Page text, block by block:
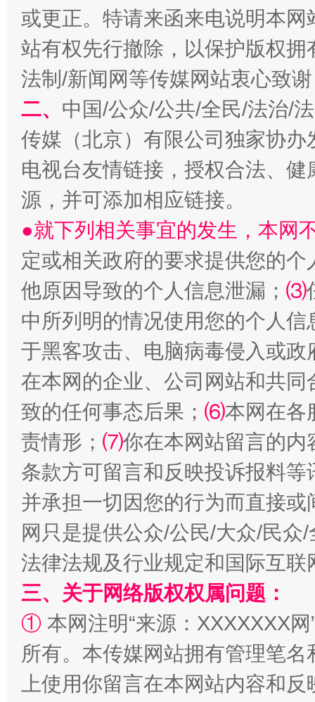
“刷贴”乱象丛生
生
揭批美国五大"原罪" "炒
解纷+调解+退费，一次搞定
或更正。特请来函来电说明本
站有权先行撤除，以保护版权
法制/新闻网等传媒网站衷心致
二、 中国/公众/公共/全民/法治/
传媒（北京）有限公司独家协
电视台友情链接，授权合法、
源，并可添加相应链接。
●就下列相关事宜的发生，本网
定或相关政府的要求提供您的个
他原因导致的个人信息泄漏； ⑶
中所列明的情况使用您的个人
于黑客攻击、电脑病毒侵入或
在本网的企业、公司网站和共
致的任何事态后果； ⑹本网在各
责情形； ⑺你在本网站留言的内
条款方可留言和反映投诉报料
并承担一切因您的行为而直接
网只是提供公众/公民/大众/民
法律法规及行业规定和国际互
三、关于网络版权权属问题：
① 本网注明“来源：XXXXXXX
所有。本传媒网站拥有管理笔
上使用你留言在本网站内容和